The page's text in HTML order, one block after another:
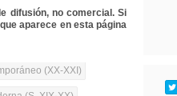
difusión, no comercial. Si
aparece en esta página
(XX-XXI)